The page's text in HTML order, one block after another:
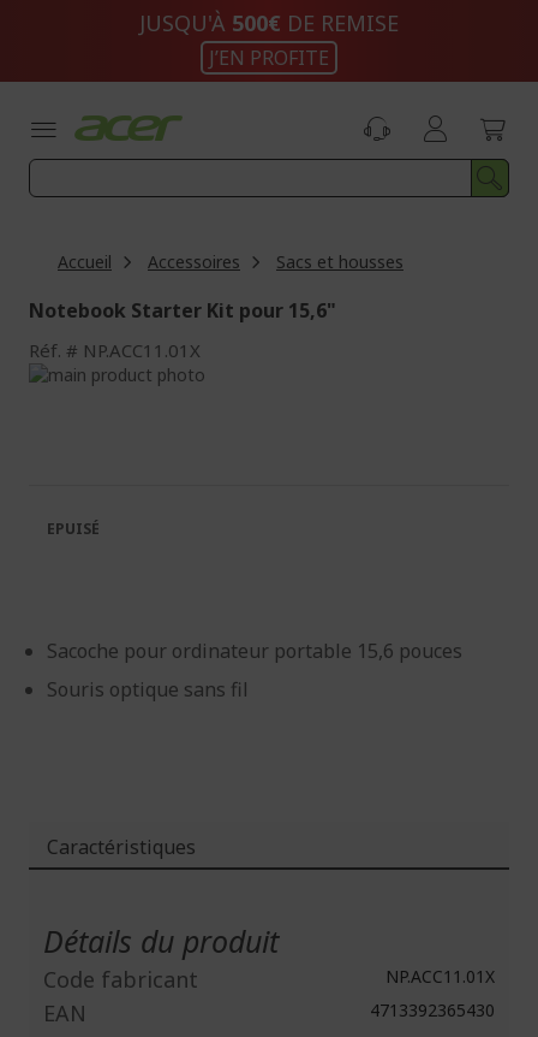
JUSQU'À 500€ DE REMISE
J’EN PROFITE
Accueil Accessoires Sacs et housses
Notebook Starter Kit pour 15,6"
Réf. NP.ACC11.01X
Passer
galerie
d’images
Galerie
d’images
Sacoche pour ordinateur portable 15,6 pouces
Souris optique sans fil
EPUISÉ
Caractéristiques
Détails du produit
Code fabricant NP.ACC11.01X
EAN 4713392365430